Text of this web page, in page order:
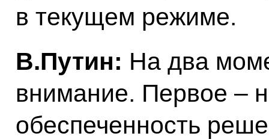
в текущем режиме.
В.Путин: На два
внимание. Первое –
обеспеченность